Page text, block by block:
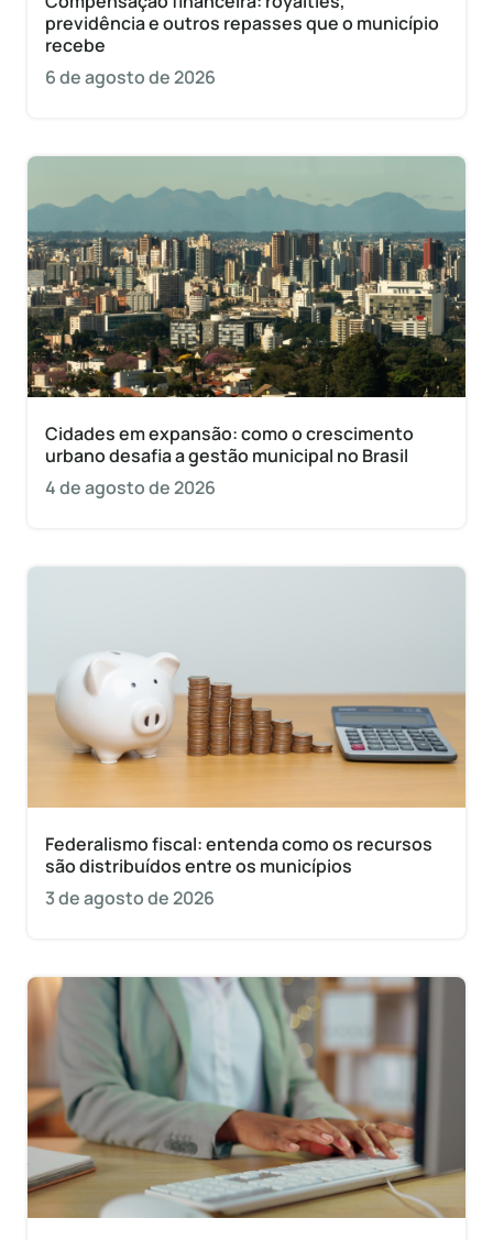
previdência e outros repasses que o município
recebe
6 de agosto de 2026
Cidades em expansão: como o crescimento
urbano desafia a gestão municipal no Brasil
4 de agosto de 2026
Federalismo fiscal: entenda como os recursos
são distribuídos entre os municípios
3 de agosto de 2026